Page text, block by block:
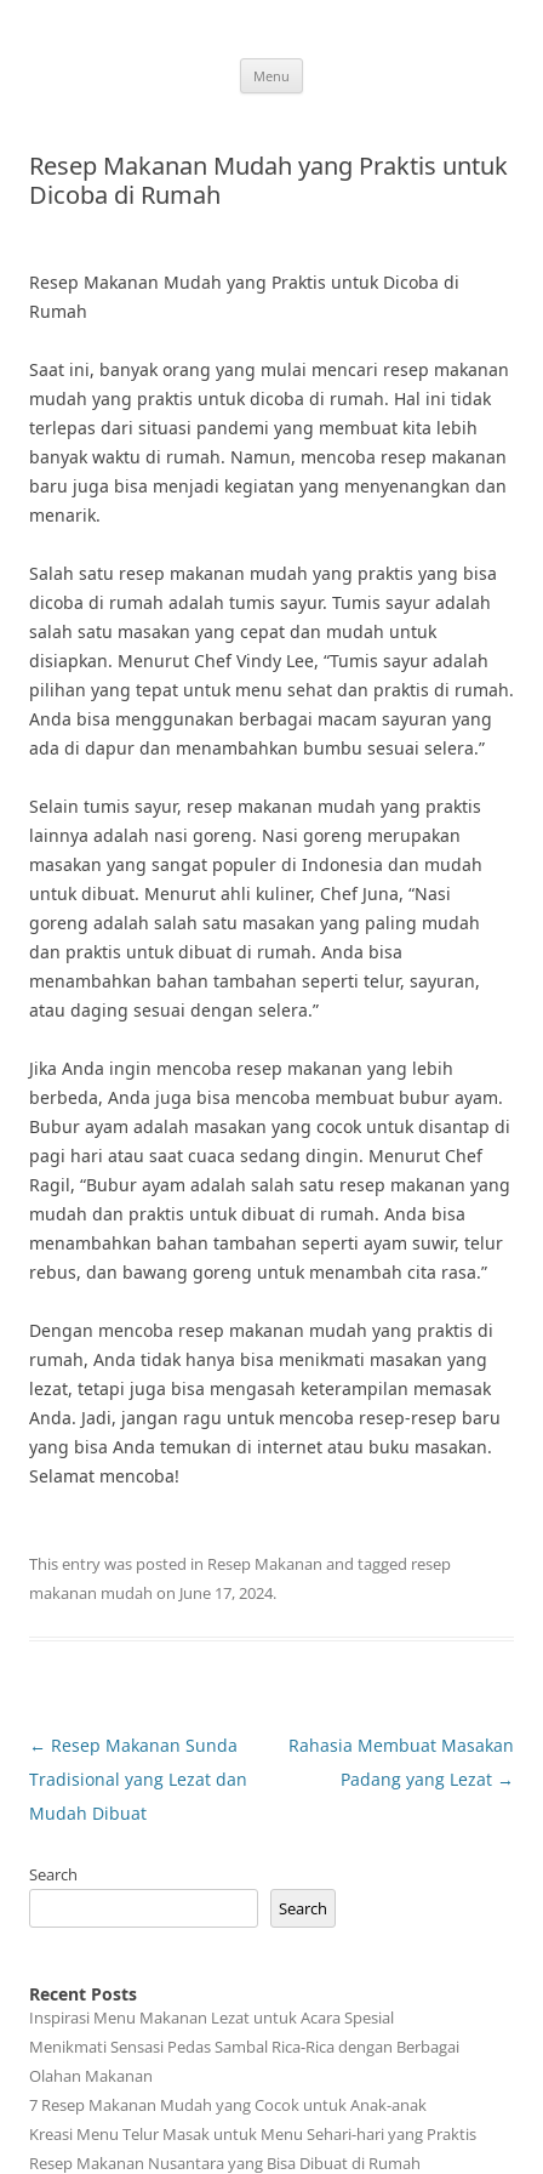
Menu
Resep Makanan Mudah yang Praktis untuk
Dicoba di Rumah
Resep Makanan Mudah yang Praktis untuk Dicoba di
Rumah
Saat ini, banyak orang yang mulai mencari resep makanan
mudah yang praktis untuk dicoba di rumah. Hal ini tidak
terlepas dari situasi pandemi yang membuat kita lebih
banyak waktu di rumah. Namun, mencoba resep makanan
baru juga bisa menjadi kegiatan yang menyenangkan dan
menarik.
Salah satu resep makanan mudah yang praktis yang bisa
dicoba di rumah adalah tumis sayur. Tumis sayur adalah
salah satu masakan yang cepat dan mudah untuk
disiapkan. Menurut Chef Vindy Lee, “Tumis sayur adalah
pilihan yang tepat untuk menu sehat dan praktis di rumah.
Anda bisa menggunakan berbagai macam sayuran yang
ada di dapur dan menambahkan bumbu sesuai selera.”
Selain tumis sayur, resep makanan mudah yang praktis
lainnya adalah nasi goreng. Nasi goreng merupakan
masakan yang sangat populer di Indonesia dan mudah
untuk dibuat. Menurut ahli kuliner, Chef Juna, “Nasi
goreng adalah salah satu masakan yang paling mudah
dan praktis untuk dibuat di rumah. Anda bisa
menambahkan bahan tambahan seperti telur, sayuran,
atau daging sesuai dengan selera.”
Jika Anda ingin mencoba resep makanan yang lebih
berbeda, Anda juga bisa mencoba membuat bubur ayam.
Bubur ayam adalah masakan yang cocok untuk disantap di
pagi hari atau saat cuaca sedang dingin. Menurut Chef
Ragil, “Bubur ayam adalah salah satu resep makanan yang
mudah dan praktis untuk dibuat di rumah. Anda bisa
menambahkan bahan tambahan seperti ayam suwir, telur
rebus, dan bawang goreng untuk menambah cita rasa.”
Dengan mencoba resep makanan mudah yang praktis di
rumah, Anda tidak hanya bisa menikmati masakan yang
lezat, tetapi juga bisa mengasah keterampilan memasak
Anda. Jadi, jangan ragu untuk mencoba resep-resep baru
yang bisa Anda temukan di internet atau buku masakan.
Selamat mencoba!
This entry was posted in Resep Makanan and tagged resep
makanan mudah on June 17, 2024.
Post
navigation
← Resep Makanan Sunda
Tradisional yang Lezat dan
Mudah Dibuat
Rahasia Membuat Masakan
Padang yang Lezat →
Search
Search
Recent Posts
Inspirasi Menu Makanan Lezat untuk Acara Spesial
Menikmati Sensasi Pedas Sambal Rica-Rica dengan Berbagai
Olahan Makanan
7 Resep Makanan Mudah yang Cocok untuk Anak-anak
Kreasi Menu Telur Masak untuk Menu Sehari-hari yang Praktis
Resep Makanan Nusantara yang Bisa Dibuat di Rumah